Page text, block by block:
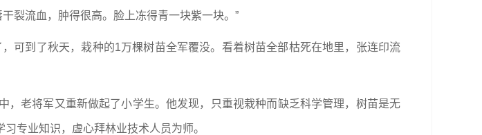
裂流血，肿得很高。脸上冻得青一块紫一块。”
可到了秋天，栽种的1万棵树苗全军覆没。看着树苗全部枯死在地里，张连印流
，老将军又重新做起了小学生。他发现，只重视栽种而缺乏科学管理，树苗是无
专业知识，虚心拜林业技术人员为师。